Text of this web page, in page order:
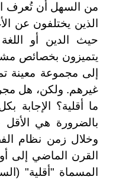
من السهل أن تُعرف
الذين يختلفون عن
حيث الدين أو
يتميزون بخصائص
إلى مجموعة معينة
غيرهم. ولكن، هل
ما أقلية؟ الإجابة
بالضرورة هي الأقل
وخلال زمن نظام
القرن الماضي إلى
المسماة "أقلية"